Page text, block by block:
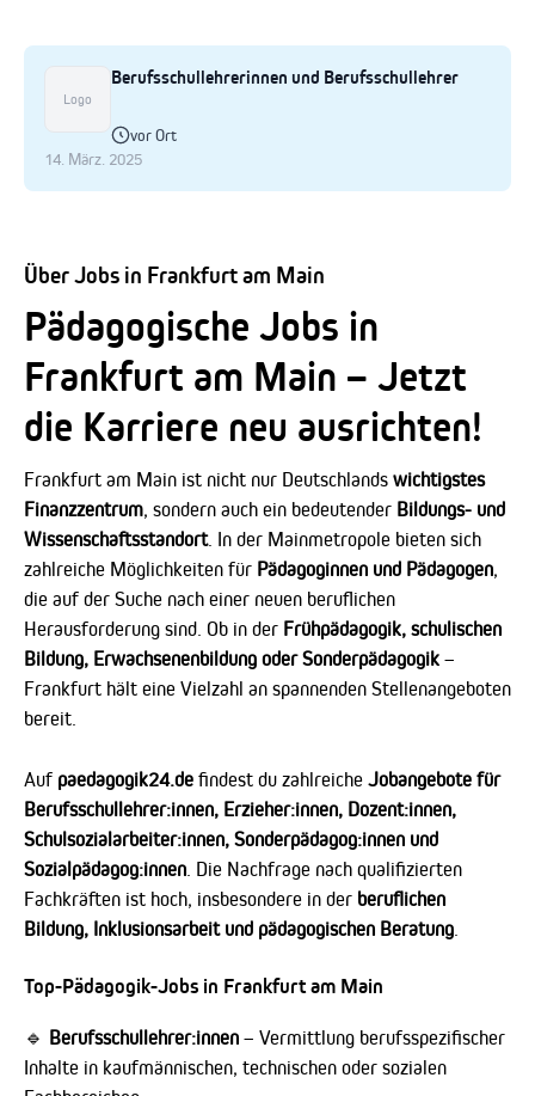
Logo
Berufsschullehrerinnen und Berufsschullehrer
vor Ort
14. März. 2025
Über Jobs in Frankfurt am Main
Pädagogische Jobs in
Frankfurt am Main – Jetzt
die Karriere neu ausrichten!
Frankfurt am Main ist nicht nur Deutschlands wichtigstes
Finanzzentrum, sondern auch ein bedeutender Bildungs- und
Wissenschaftsstandort. In der Mainmetropole bieten sich
zahlreiche Möglichkeiten für Pädagoginnen und Pädagogen,
die auf der Suche nach einer neuen beruflichen
Herausforderung sind. Ob in der Frühpädagogik, schulischen
Bildung, Erwachsenenbildung oder Sonderpädagogik –
Frankfurt hält eine Vielzahl an spannenden Stellenangeboten
bereit.
Auf paedagogik24.de findest du zahlreiche Jobangebote für
Berufsschullehrer:innen, Erzieher:innen, Dozent:innen,
Schulsozialarbeiter:innen, Sonderpädagog:innen und
Sozialpädagog:innen . Die Nachfrage nach qualifizierten
Fachkräften ist hoch, insbesondere in der beruflichen
Bildung, Inklusionsarbeit und pädagogischen Beratung
Top-Pädagogik-Jobs in Frankfurt am Main
🔹 Berufsschullehrer:innen – Vermittlung berufsspezifischer
Inhalte in kaufmännischen, technischen oder sozialen